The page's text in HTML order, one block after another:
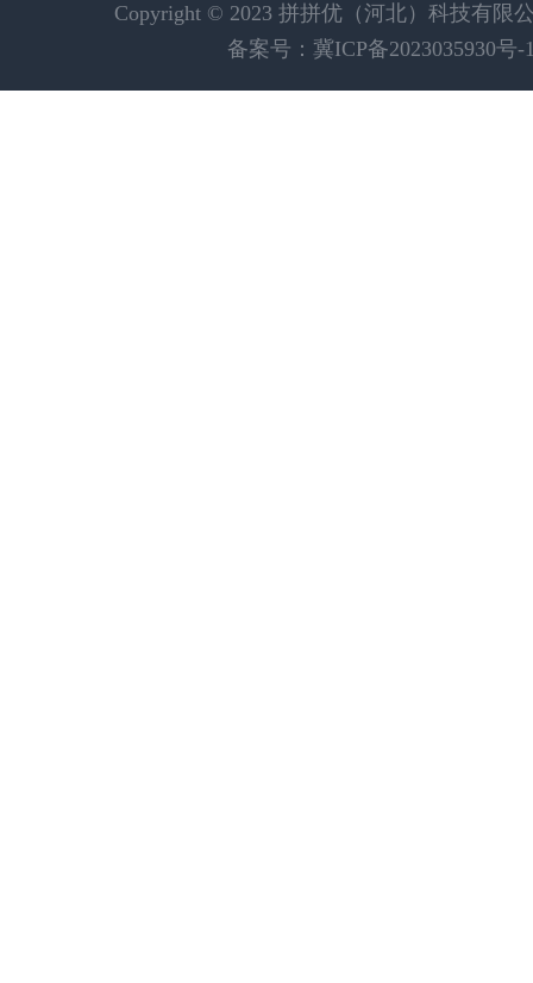
Copyright © 2023 拼拼优（河北）科技有限
备案号：冀ICP备2023035930号-